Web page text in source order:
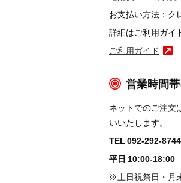
お支払い方法：ク
詳細はご利用ガイ
ご利用ガイド
営業時間
ネットでのご注文
いいたします。
TEL 092-292-8744
平日 10:00-18:00
※土日祝祭日・月